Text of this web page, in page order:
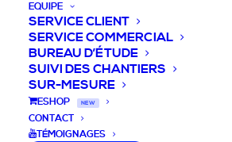
EQUIPE
SERVICE CLIENT
SERVICE COMMERCIAL
BUREAU D’ÉTUDE
SUIVI DES CHANTIERS
SUR-MESURE
ESHOP NEW
CONTACT
TÉMOIGNAGES
DEVIS / CONSEILS /
QUESTIONS